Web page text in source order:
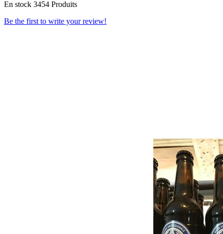
En stock 3454 Produits
Be the first to write your review!